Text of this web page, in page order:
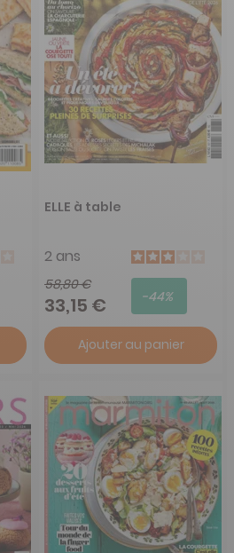
ELLE à table
2 ans
58,80 €
33,15 € -44%
Ajouter au panier